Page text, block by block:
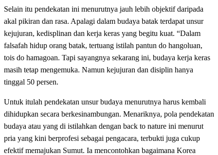
Selain itu pendekatan ini menurutnya jauh lebih objektif daripada
akal pikiran dan rasa. Apalagi dalam budaya batak terdapat unsur
kejujuran, kedisplinan dan kerja keras yang begitu kuat. “Dalam
falsafah hidup orang batak, tertuang istilah pantun do hangoluan,
tois do hamagoan. Tapi sayangnya sekarang ini, budaya kerja keras
masih tetap mengemuka. Namun kejujuran dan disiplin hanya
tinggal 50 persen.
Untuk itulah pendekatan unsur budaya menurutnya harus kembali
dihidupkan secara berkesinambungan. Menariknya, pola pendekatan
budaya atau yang di istilahkan dengan back to nature ini menurut
pria yang kini berprofesi sebagai pengacara, terbukti juga cukup
efektif memajukan Sumut. Ia mencontohkan bagaimana Korea